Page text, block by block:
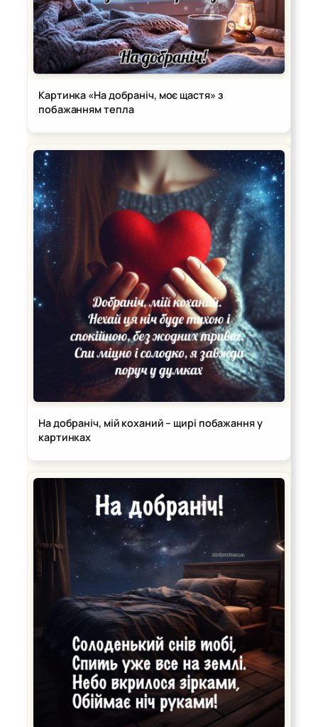
Картинка «На добраніч, моє щастя» з
побажанням тепла
На добраніч, мій коханий – щирі побажання у
картинках